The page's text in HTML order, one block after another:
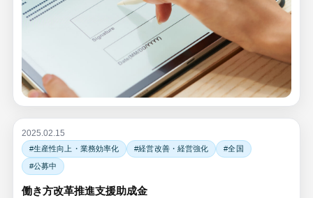
2025.02.15
#生産性向上・業務効率化 #経営改善・経営強化 #全国
#公募中
働き方改革推進支援助成金